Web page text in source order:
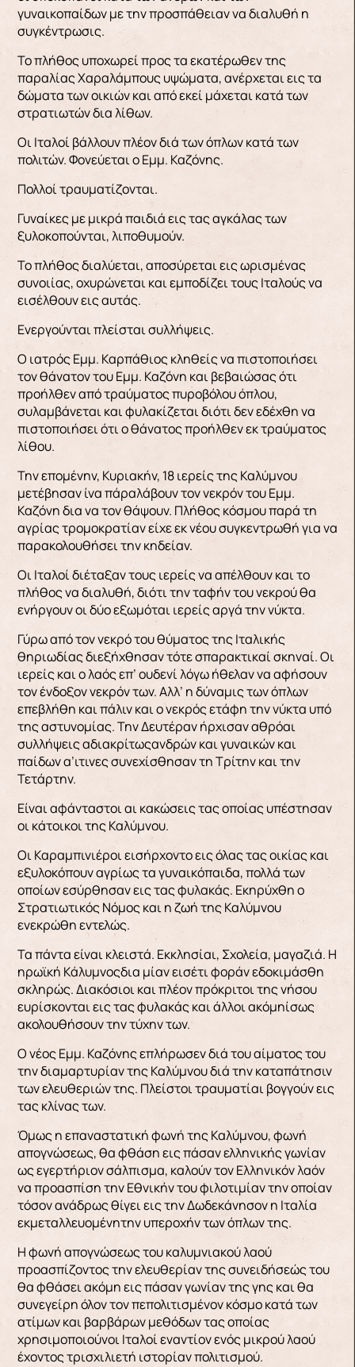
γυναικοπαίδων με την προσπάθειαν να διαλυθή η
συγκέντρωσις.
Το πλήθος υποχωρεί προς τα εκατέρωθεν της
παραλίας Χαραλάμπους υψώματα, ανέρχεται εις τα
δώματα των οικιών και από εκεί μάχεται κατά των
στρατιωτών δια λίθων.
Οι Ιταλοί βάλλουν πλέον διά των όπλων κατά των
πολιτών. Φονεύεται ο Εμμ. Καζόνης.
Πολλοί τραυματίζονται.
Γυναίκες με μικρά παιδιά εις τας αγκάλας των
ξυλοκοπούνται, λιποθυμούν.
Το πλήθος διαλύεται, αποσύρεται εις ωρισμένας
συνοιίας, οχυρώνεται και εμποδίζει τους Ιταλούς να
εισέλθουν εις αυτάς.
Ενεργούνται πλείσται συλλήψεις.
Ο ιατρός Εμμ. Καρπάθιος κληθείς να πιστοποιήσει
τον θάνατον του Εμμ. Καζόνη και βεβαιώσας ότι
προήλθεν από τραύματος πυροβόλου όπλου,
συλαμβάνεται και φυλακίζεται διότι δεν εδέχθη να
πιστοποιήσει ότι ο θάνατος προήλθεν εκ τραύματος
λίθου.
Την επομένην, Κυριακήν, 18 ιερείς της Καλύμνου
μετέβησαν ίνα πάραλάβουν τον νεκρόν του Εμμ.
Καζόνη δια να τον θάψουν. Πλήθος κόσμου παρά τη
αγρίας τρομοκρατίαν είχε εκ νέου συγκεντρωθή για να
παρακολουθήσει την κηδείαν.
Οι Ιταλοί διέταξαν τους ιερείς να απέλθουν και το
πλήθος να διαλυθή, διότι την ταφήν του νεκρού θα
ενήργουν οι δύο εξωμόται ιερείς αργά την νύκτα.
Γύρω από τον νεκρό του θύματος της Ιταλικής
θηριωδίας διεξήχθησαν τότε σπαρακτικαί σκηναί. Οι
ιερείς και ο λαός επ’ ουδενί λόγω ήθελαν να αφήσουν
τον ένδοξον νεκρόν των. Αλλ’ η δύναμις των όπλων
επεβλήθη και πάλιν και ο νεκρός ετάφη την νύκτα υπό
της αστυνομίας. Την Δευτέραν ήρχισαν αθρόαι
συλλήψεις αδιακρίτωςανδρών και γυναικών και
παίδων α’ιτινες συνεχίσθησαν τη Τρίτην και την
Τετάρτην.
Είναι αφάνταστοι αι κακώσεις τας οποίας υπέστησαν
οι κάτοικοι της Καλύμνου.
Οι Καραμπινιέροι εισήρχοντο εις όλας τας οικίας και
εξυλοκόπουν αγρίως τα γυναικόπαιδα, πολλά των
οποίων εσύρθησαν εις τας φυλακάς. Εκηρύχθη ο
Στρατιωτικός Νόμος και η ζωή της Καλύμνου
ενεκρώθη εντελώς.
Τα πάντα είναι κλειστά. Εκκλησίαι, Σχολεία, μαγαζιά. Η
ηρωϊκή Κάλυμνοςδια μίαν εισέτι φοράν εδοκιμάσθη
σκληρώς. Διακόσιοι και πλέον πρόκριτοι της νήσου
ευρίσκονται εις τας φυλακάς και άλλοι ακόμηίσως
ακολουθήσουν την τύχην των.
Ο νέος Εμμ. Καζόνης επλήρωσεν διά του αίματος του
την διαμαρτυρίαν της Καλύμνου διά την καταπάτησιν
των ελευθεριών της. Πλείστοι τραυματίαι βογγούν εις
τας κλίνας των.
Όμως η επαναστατική φωνή της Καλύμνου, φωνή
απογνώσεως, θα φθάση εις πάσαν ελληνικής γωνίαν
ως εγερτήριον σάλπισμα, καλούν τον Ελληνικόν λαόν
να προασπίση την Εθνικήν του φιλοτιμίαν την οποίαν
τόσον ανάδρως θίγει εις την Δωδεκάνησον η Ιταλία
εκμεταλλευομένητην υπεροχήν των όπλων της.
Η φωνή απογνώσεως του καλυμνιακού λαού
προασπίζοντος την ελευθερίαν της συνειδήσεώς του
θα φθάσει ακόμη εις πάσαν γωνίαν της γης και θα
συνεγείρη όλον τον πεπολιτισμένον κόσμο κατά των
ατίμων και βαρβάρων μεθόδων τας οποίας
χρησιμοποιούνοι Ιταλοί εναντίον ενός μικρού λαού
έχοντος τρισχιλιετή ιστορίαν πολιτισμού.